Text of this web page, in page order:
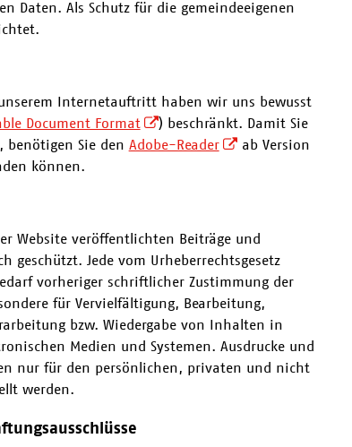
Daten. Als Schutz für die gemeindeeigenen
Internetauftritt haben wir uns bewusst
Document Format
) beschränkt. Damit Sie
benötigen Sie den Adobe-Reader
ab Version
können.
Website veröffentlichten Beiträge und
geschützt. Jede vom Urheberrechtsgesetz
vorheriger schriftlicher Zustimmung der
für Vervielfältigung, Bearbeitung,
bzw. Wiedergabe von Inhalten in
Medien und Systemen. Ausdrucke und
nur für den persönlichen, privaten und nicht
werden.